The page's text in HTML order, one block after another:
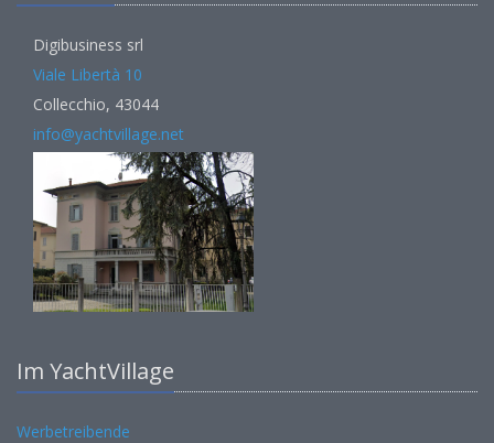
Digibusiness srl
Viale Libertà 10
Collecchio, 43044
info@yachtvillage.net
Im YachtVillage
Werbetreibende